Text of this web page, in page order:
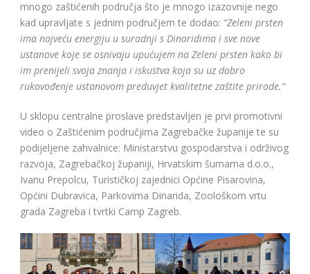
mnogo zaštićenih područja što je mnogo izazovnije nego
kad upravljate s jednim područjem te dodao: “Zeleni prsten
ima najveću energiju u suradnji s Dinaridima i sve nove
ustanove koje se osnivaju upućujem na Zeleni prsten kako bi
im prenijeli svoja znanja i iskustva koja su uz dobro
rukovođenje ustanovom preduvjet kvalitetne zaštite prirode.“
U sklopu centralne proslave predstavljen je prvi promotivni
video o Zaštićenim područjima Zagrebačke županije te su
podijeljene zahvalnice: Ministarstvu gospodarstva i održivog
razvoja, Zagrebačkoj županiji, Hrvatskim šumama d.o.o.,
Ivanu Prepolcu, Turističkoj zajednici Općine Pisarovina,
Općini Dubravica, Parkovima Dinarida, Zoološkom vrtu
grada Zagreba i tvrtki Camp Zagreb.